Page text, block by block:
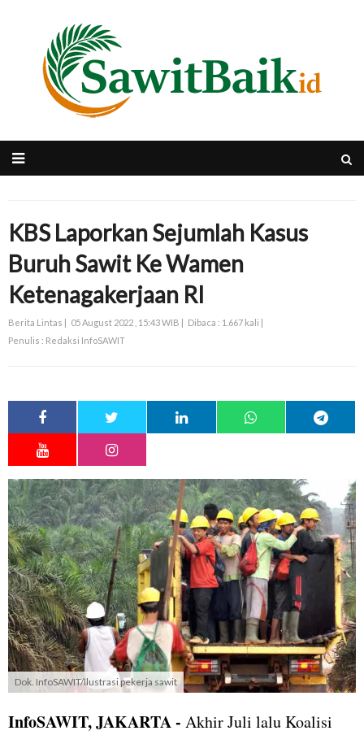
KBS Laporkan Sejumlah Kasus
Buruh Sawit Ke Wamen
Ketenagakerjaan RI
Berita Lintas | 05 August 2022 , 15:43 WIB | Dibaca : 1.667 kali |
Penulis : Redaksi InfoSAWIT
Dok. InfoSAWIT/Ilustrasi pekerja sawit
InfoSAWIT, JAKARTA - Akhir Juli lalu Koalisi